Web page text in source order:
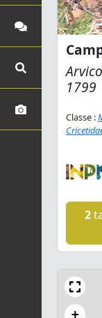
1799
Classe :
2
+